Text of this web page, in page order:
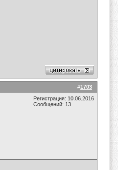
#1703
Регистрация: 10.06.2016
Сообщений: 13